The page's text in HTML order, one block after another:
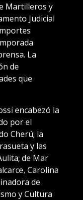
Martilleros y
Judicial
La
de
que
encabezó la
por el
Cherú; la
y las
de Mar
Carolina
de
y Cultura